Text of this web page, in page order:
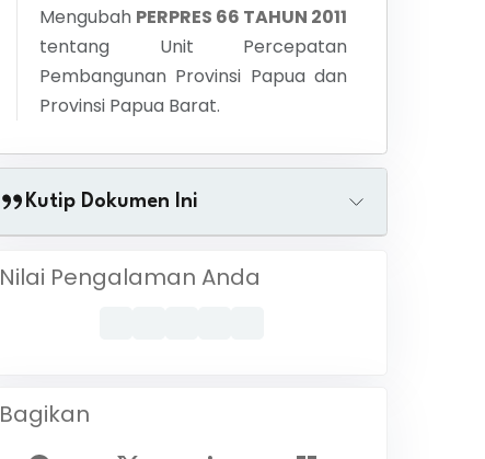
Mengubah PERPRES 66 TAHUN 2011
tentang Unit Percepatan
Pembangunan Provinsi Papua dan
Provinsi Papua Barat.
Kutip Dokumen Ini
Nilai Pengalaman Anda
Bagikan